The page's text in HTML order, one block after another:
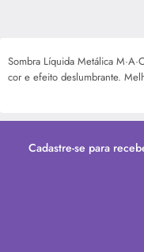
Sombra Líquida Metálica
cor e efeito deslumbrante.
Cadastre-se para